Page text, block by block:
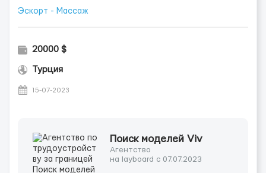
Эскорт - Массаж
20000 $
Турция
15-07-2023
Поиск моделей Viv
Агентство
на layboard с 07.07.2023